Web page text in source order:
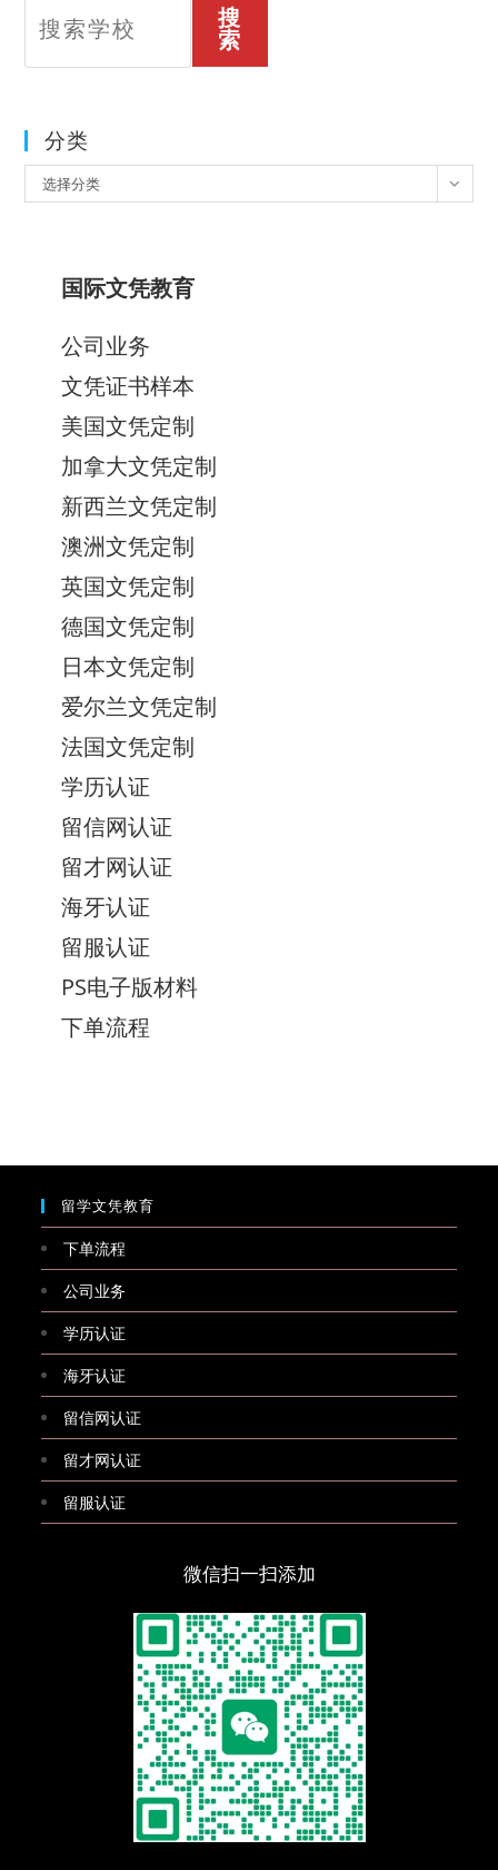
搜
索
分类
类
选择分类
国际文凭教育
公司业务
文凭证书样本
美国文凭定制
加拿大文凭定制
新西兰文凭定制
澳洲文凭定制
英国文凭定制
德国文凭定制
日本文凭定制
爱尔兰文凭定制
法国文凭定制
学历认证
留信网认证
留才网认证
海牙认证
留服认证
PS电子版材料
下单流程
留学文凭教育
下单流程
公司业务
学历认证
海牙认证
留信网认证
留才网认证
留服认证
微信扫一扫添加